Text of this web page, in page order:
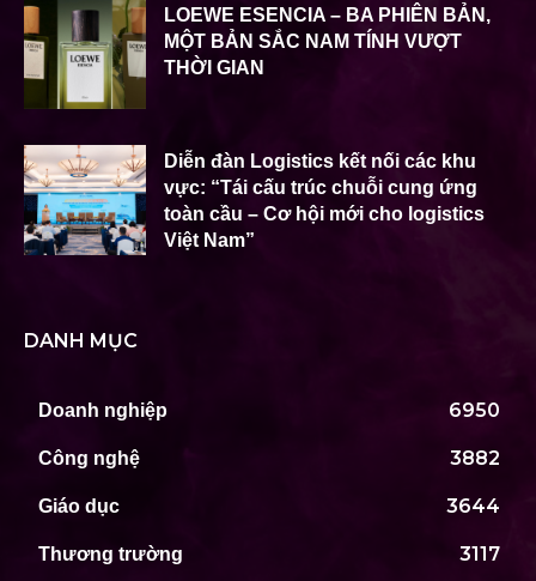
LOEWE ESENCIA – BA PHIÊN BẢN,
MỘT BẢN SẮC NAM TÍNH VƯỢT
THỜI GIAN
Diễn đàn Logistics kết nối các khu
vực: “Tái cấu trúc chuỗi cung ứng
toàn cầu – Cơ hội mới cho logistics
Việt Nam”
DANH MỤC
Doanh nghiệp 6950
Công nghệ 3882
Giáo dục 3644
Thương trường 3117